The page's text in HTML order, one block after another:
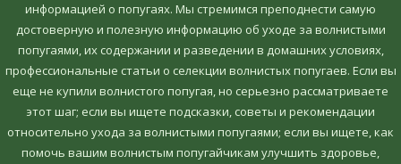
информацией о попугаях. Мы стремимся преподнести самую
достоверную и полезную информацию об уходе за волнистыми
попугаями, их содержании и разведении в домашних условиях,
профессиональные статьи о селекции волнистых попугаев. Если вы
еще не купили волнистого попугая, но серьезно рассматриваете
этот шаг; если вы ищете подсказки, советы и рекомендации
относительно ухода за волнистыми попугаями; если вы ищете, как
помочь вашим волнистым попугайчикам улучшить здоровье,